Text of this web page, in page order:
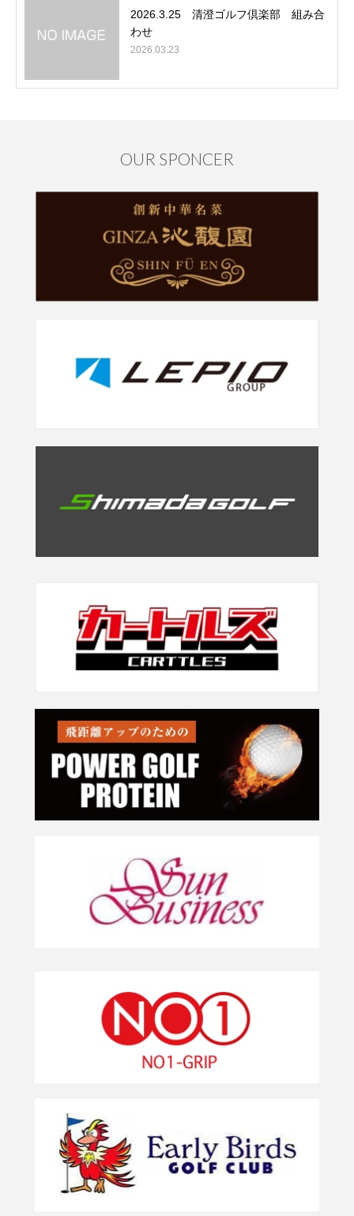
2026.3.25 清澄ゴルフ倶楽部 組み合
わせ
2026.03.23
OUR SPONCER